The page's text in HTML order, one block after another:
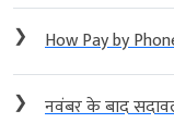
❯ How Pay by
❯ नवंबर के बाद